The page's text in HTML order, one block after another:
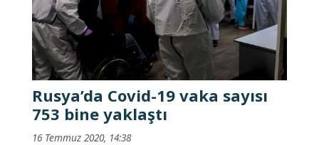
Rusya’da Covid-19 vaka sayısı
753 bine yaklaştı
16 Temmuz 2020, 14:38